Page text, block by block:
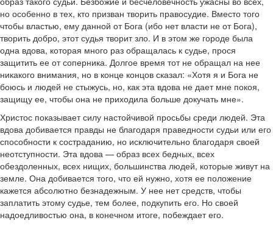
но особенно в тех, кто призван творить правосудие. Вместо того
чтобы властью, ему данной от Бога (ибо нет власти не от Бога),
творить добро, этот судья творит зло. И в этом же городе была
одна вдова, которая много раз обращалась к судье, прося
защитить ее от соперника. Долгое время тот не обращал на нее
никакого внимания, но в конце концов сказал: «Хотя я и Бога не
боюсь и людей не стыжусь, но, как эта вдова не дает мне покоя,
защищу ее, чтобы она не приходила больше докучать мне».
Христос показывает силу настойчивой просьбы среди людей. Эта
вдова добивается правды не благодаря праведности судьи или его
способности к состраданию, но исключительно благодаря своей
неотступности. Эта вдова — образ всех бедных, всех
обездоленных, всех нищих, большинства людей, которые живут на
земле. Она добивается того, что ей нужно, хотя ее положение
кажется абсолютно безнадежным. У нее нет средств, чтобы
заплатить этому судье, тем более, подкупить его. Но своей
надоедливостью она, в конечном итоге, побеждает его.